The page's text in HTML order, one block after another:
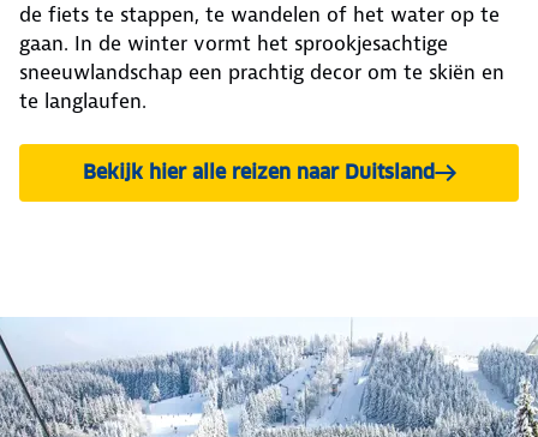
de fiets te stappen, te wandelen of het water op te
gaan. In de winter vormt het sprookjesachtige
sneeuwlandschap een prachtig decor om te skiën en
te langlaufen.
Bekijk hier alle reizen naar Duitsland